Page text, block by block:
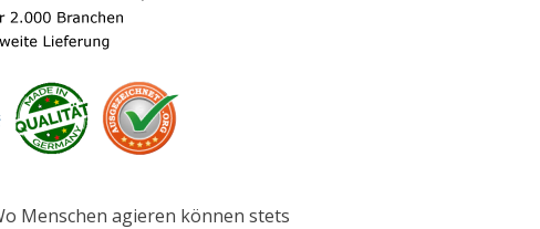
Menschen agieren können stets